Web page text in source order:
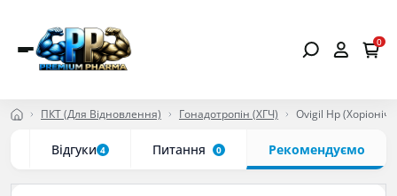
0
ПКТ (Для Відновлення) Гонадотропін (ХГЧ) Ovigil Hp
Відгуки 4 Питання 0 Рекомендуємо